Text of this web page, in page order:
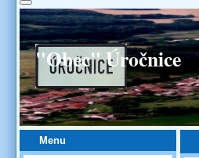
"Obec" Úročnice
Menu